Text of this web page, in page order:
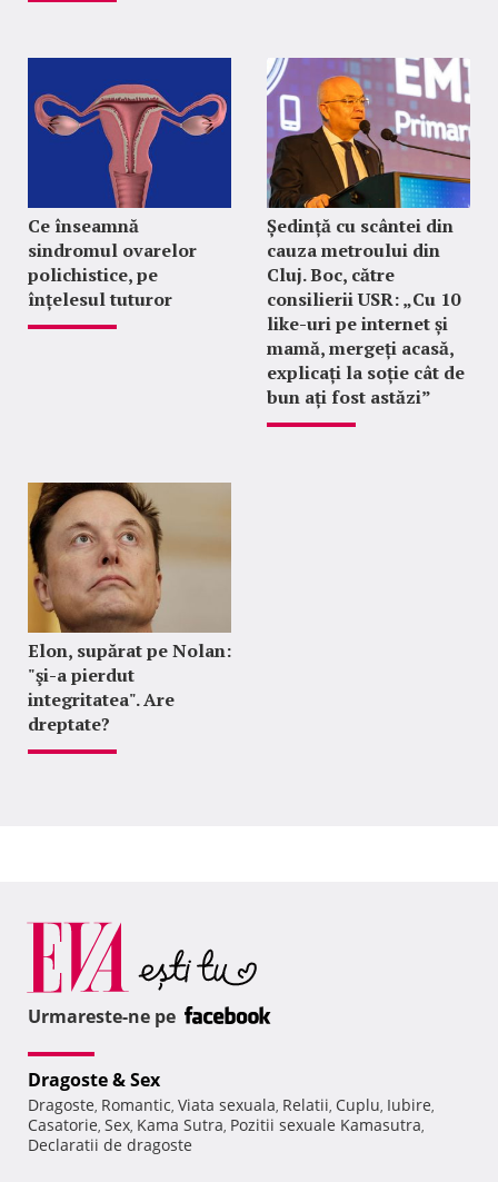
Ce înseamnă
sindromul ovarelor
polichistice, pe
înțelesul tuturor
Ședință cu scântei din
cauza metroului din
Cluj. Boc, către
consilierii USR: „Cu 10
like-uri pe internet și
mamă, mergeți acasă,
explicați la soție cât de
bun ați fost astăzi”
Elon, supărat pe Nolan:
"şi-a pierdut
integritatea". Are
dreptate?
Urmareste-ne pe
Dragoste & Sex
Dragoste, Romantic, Viata sexuala, Relatii, Cuplu, Iubire,
Casatorie, Sex, Kama Sutra, Pozitii sexuale Kamasutra,
Declaratii de dragoste